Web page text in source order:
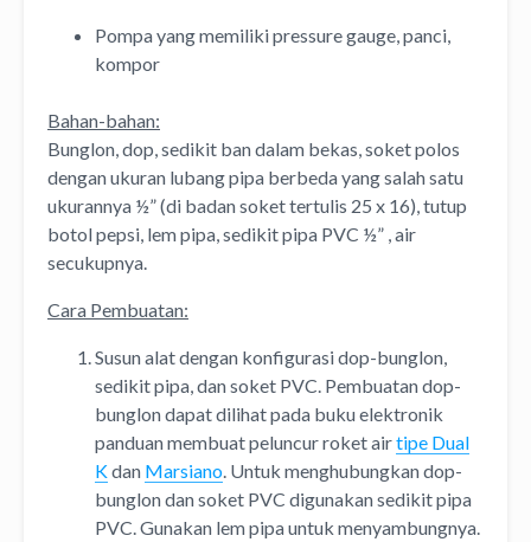
Pompa yang memiliki pressure gauge, panci,
kompor
Bahan-bahan:
Bunglon, dop, sedikit ban dalam bekas, soket polos
dengan ukuran lubang pipa berbeda yang salah satu
ukurannya ½” (di badan soket tertulis 25 x 16), tutup
botol pepsi, lem pipa, sedikit pipa PVC ½” , air
secukupnya.
Cara Pembuatan:
Susun alat dengan konfigurasi dop-bunglon,
sedikit pipa, dan soket PVC. Pembuatan dop-
bunglon dapat dilihat pada buku elektronik
panduan membuat peluncur roket airtipe Dual
Kdan Marsiano. Untuk menghubungkan dop-
bunglon dan soket PVC digunakan sedikit pipa
PVC. Gunakan lem pipa untuk menyambungnya.